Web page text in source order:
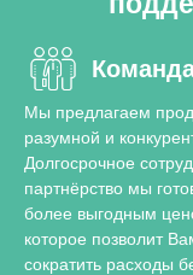
RdRp,
RdRp,
Мы предлагаем
разумной и
Долгосрочное
партнёрство мы
более выгодным
которое позволит
сократить расходы